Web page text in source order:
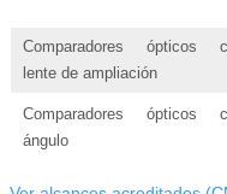
Comparadores ópticos
lente de ampliación
Comparadores ópticos
ángulo